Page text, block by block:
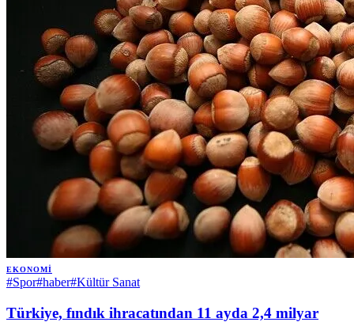
EKONOMI
#Spor#haber#Kültür Sanat
Türkiye, fındık ihracatından 11 ayda 2,4 milyar